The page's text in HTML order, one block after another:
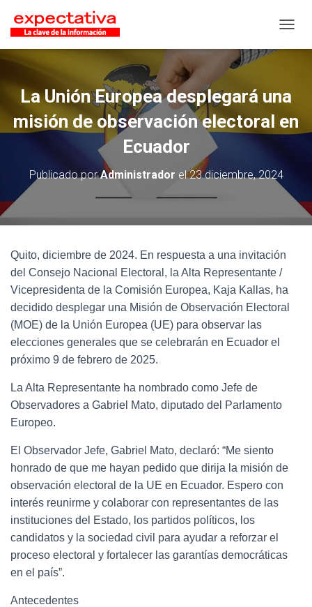
La Unión Europea desplegará una
misión de observación electoral en
Ecuador
Publicado porAdministrador el23 diciembre, 2024
Quito, diciembre de 2024. En respuesta a una invitación
del Consejo Nacional Electoral, la Alta Representante /
Vicepresidenta de la Comisión Europea, Kaja Kallas, ha
decidido desplegar una Misión de Observación Electoral
(MOE) de la Unión Europea (UE) para observar las
elecciones generales que se celebrarán en Ecuador el
próximo 9 de febrero de 2025.
La Alta Representante ha nombrado como Jefe de
Observadores a Gabriel Mato, diputado del Parlamento
Europeo.
El Observador Jefe, Gabriel Mato, declaró: “Me siento
honrado de que me hayan pedido que dirija la misión de
observación electoral de la UE en Ecuador. Espero con
interés reunirme y colaborar con representantes de las
instituciones del Estado, los partidos políticos, los
candidatos y la sociedad civil para ayudar a reforzar el
proceso electoral y fortalecer las garantías democráticas
en el país”.
Antecedentes